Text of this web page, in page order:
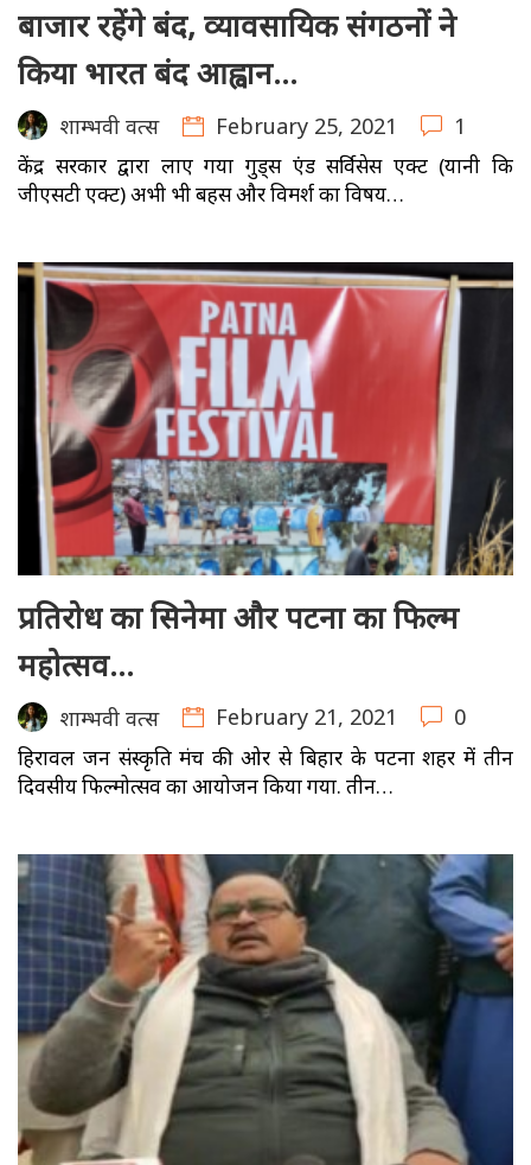
बाजार रहेंगे बंद, व्यावसायिक संगठनों ने
किया भारत बंद आह्वान…
शाम्भवी वत्स February 25, 2021 1
केंद्र सरकार द्वारा लाए गया गुड्स एंड सर्विसेस एक्ट (यानी कि
जीएसटी एक्ट) अभी भी बहस और विमर्श का विषय…
प्रतिरोध का सिनेमा और पटना का फिल्म
महोत्सव…
शाम्भवी वत्स February 21, 2021 0
हिरावल जन संस्कृति मंच की ओर से बिहार के पटना शहर में तीन
दिवसीय फिल्मोत्सव का आयोजन किया गया. तीन…